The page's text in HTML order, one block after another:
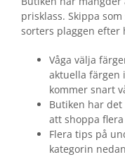
prisklass. Skippa
sorters plaggen efter
Våga välja
aktuella färgen
kommer snart
Butiken har
att shoppa
Flera tips på
kategorin